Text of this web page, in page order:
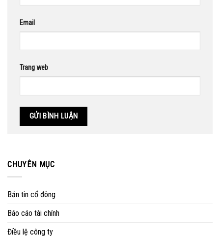
Email
Trang web
CHUYÊN MỤC
Bản tin cổ đông
Báo cáo tài chính
Điều lệ công ty